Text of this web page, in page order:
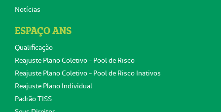
Notícias
ESPAÇO ANS
Qualificação
Reajuste Plano Coletivo - Pool de Risco
Reajuste Plano Coletivo - Pool de Risco Inativos
Reajuste Plano Individual
Padrão TISS